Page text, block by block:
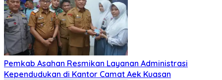
Pemkab Asahan Resmikan Layanan Administrasi
Kependudukan di Kantor Camat Aek Kuasan